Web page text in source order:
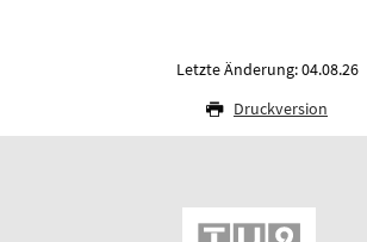
Letzte Änderung: 04.08.26
Druckversion